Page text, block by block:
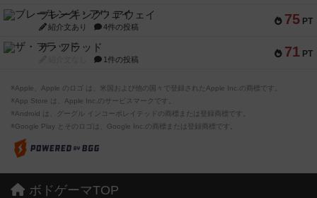
75 PT
ブレーキング・アウェイ
紹介文あり 4件の投稿
71 PT
ザ・フラッド
1件の投稿
※Apple、Apple のロゴ は、米国および他の国々で登録されたApple Inc.の商標です。
※App Store は、Apple Inc.のサービスマークです。
※Android は、グーグル インコーポレイテッドの商標または登録商標です。
※Google Play とそのロゴは、Google Inc.の商標または登録商標です。
ボドゲーマTOP